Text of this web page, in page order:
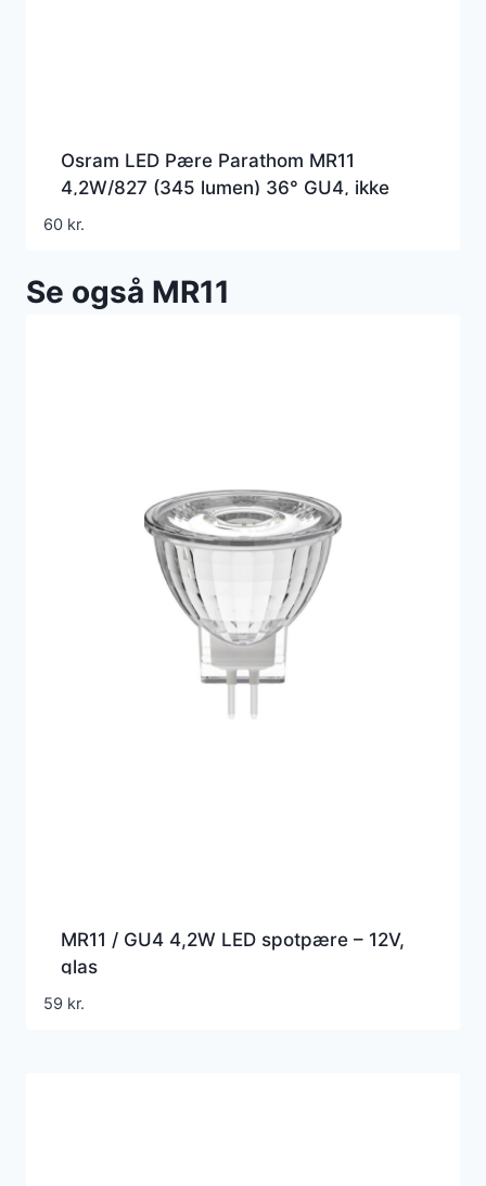
Osram LED Pære Parathom MR11
4,2W/827 (345 lumen) 36° GU4, ikke
dæmpbar, (=35W)
60 kr.
Se også MR11
MR11 / GU4 4,2W LED spotpære – 12V,
glas
59 kr.